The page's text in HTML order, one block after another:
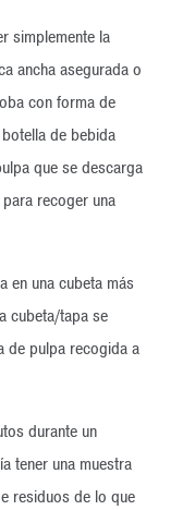
simplemente la
ancha asegurada o
con forma de
de bebida
que se descarga
recoger una
en una cubeta más
cubeta/tapa se
de pulpa recogida a
durante un
tener una muestra
residuos de lo que